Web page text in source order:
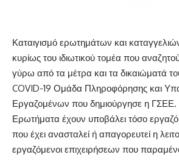
Καταιγισμό ερωτημάτων και
κυρίως του ιδιωτικού τομέα που
γύρω από τα μέτρα και τα δικαιώματά
COVID-19 Ομάδα Πληροφόρησης και
Εργαζομένων που δημιούργησε η ΓΣΕΕ.
Ερωτήματα έχουν υποβάλει τόσο
που έχει ανασταλεί ή απαγορευτεί η
εργαζόμενοι επιχειρήσεων που